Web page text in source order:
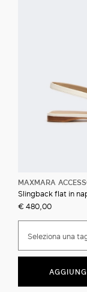
MAXMARA
Slingback flat in
€ 480,00
Seleziona una